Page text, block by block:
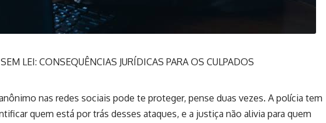
LEI: CONSEQUÊNCIAS JURÍDICAS PARA OS CULPADOS
nas redes sociais pode te proteger, pense duas vezes. A polícia tem
quem está por trás desses ataques, e a justiça não alivia para quem